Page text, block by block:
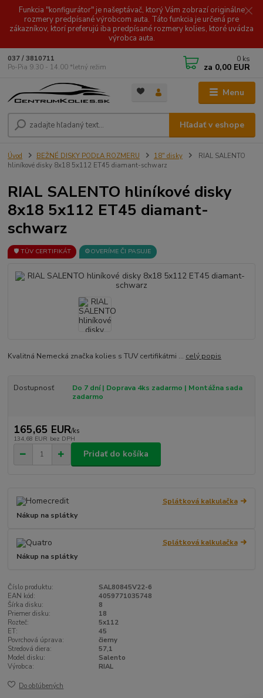
Funkcia "konfigurátor" je našeptávač, ktorý Vám zobrazí originálne
rozmery predpísané výrobcom auta. Táto funkcia je určená pre
zákazníkov, ktorí preferujú iba predpísané rozmery kolies, ktoré uvádza
výrobca auta.
Menu
Hľadať v eshope
037 / 3810711
Po-Pia 9.30 - 14.00 *letný režim
0 ks
za 0,00 EUR
Úvod BEŽNÉ DISKY PODĽA ROZMERU 18" disky
RIAL SALENTO
hliníkové disky 8x18 5x112 ET45 diamant-schwarz
RIAL SALENTO hliníkové disky
8x18 5x112 ET45 diamant-
schwarz
🛡️ TÜV CERTIFIKÁT ⚙️OVERÍME ČI PASUJE
Kvalitná Nemecká značka kolies s TUV certifikátmi ... celý popis
Dostupnosť
Do 7 dní | Doprava 4ks zadarmo | Montážna sada
zadarmo
165,65 EUR/ks
134,68 EUR bez DPH
Pridať do košíka
Splátková kalkulačka
Nákup na splátky
Splátková kalkulačka
Nákup na splátky
Číslo produktu:
SAL80845V22-6
EAN kód:
4059771035748
Šírka disku:
8
Priemer disku:
18
Rozteč:
5x112
ET:
45
Povrchová úprava:
čierny
Stredová diera:
57,1
Model disku:
Salento
Výrobca:
RIAL
Do obľúbených